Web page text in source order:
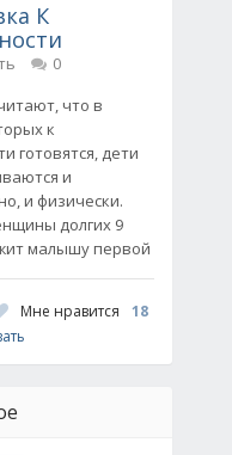
К
0
что в
к
готовятся, дети
и
и физически.
долгих 9
малышу первой
Мне нравится
18